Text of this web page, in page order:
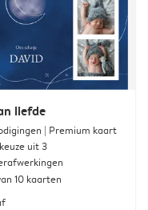
liefde
| Premium kaart
uit 3
10 kaarten